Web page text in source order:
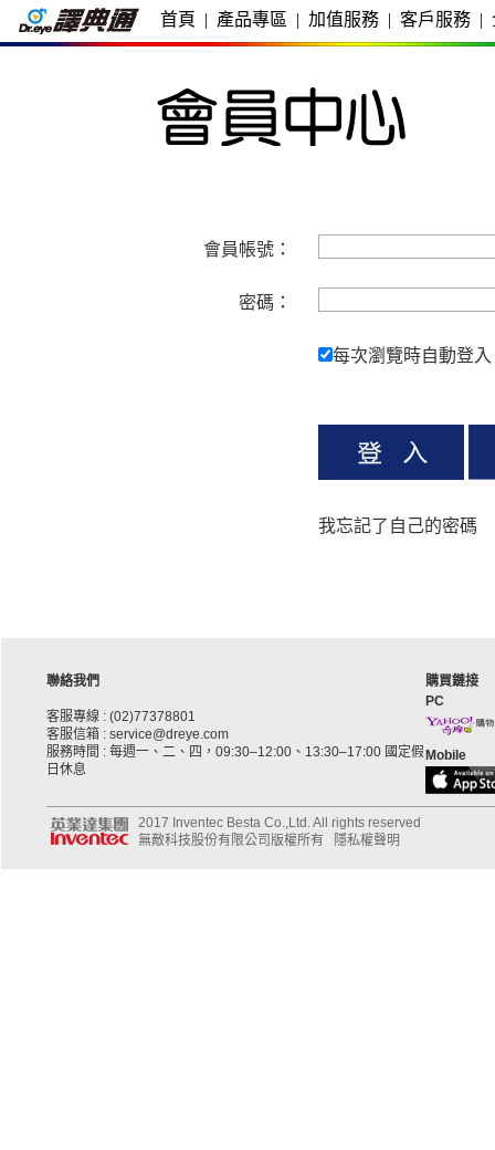
首頁 | 產品專區 | 加值服務 | 客戶服務 |
會員帳號：
密碼：
每次瀏覽時自動登入
我忘記了自己的密碼
聯絡我們
客服專線 : (02)77378801
客服信箱 : service@dreye.com
服務時間 : 每週一、二、四，09:30–12:00、13:30–17:00 國定假
日休息
購買鏈接
PC
Mobile
2017 Inventec Besta Co.,Ltd. All rights reserved
無敵科技股份有限公司版權所有
隱私權聲明